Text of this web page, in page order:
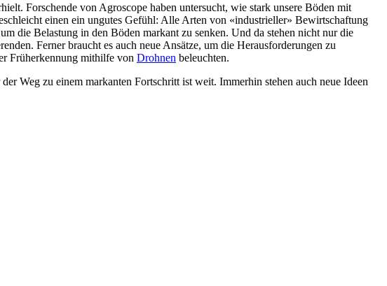
Forschende von Agroscope haben untersucht, wie stark unsere Böden mit
einen ein ungutes Gefühl: Alle Arten von «industrieller» Bewirtschaftung
die Belastung in den Böden markant zu senken. Und da stehen nicht nur die
Ferner braucht es auch neue Ansätze, um die Herausforderungen zu
Früherkennung mithilfe von Drohnen beleuchten.
Weg zu einem markanten Fortschritt ist weit. Immerhin stehen auch neue Ideen